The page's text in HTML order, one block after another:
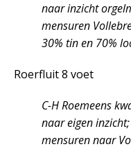
naar inzicht
mensuren
30% tin en 70%
Roerfluit 8 voet
C-H Roemeens
naar eigen
mensuren naar